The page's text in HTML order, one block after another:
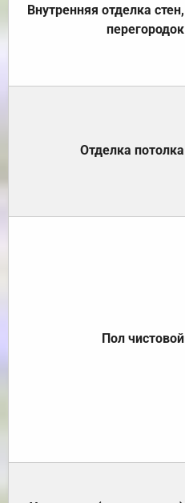
Внутренняя отделка стен,
перегородок
Отделка потолка
Пол чистовой